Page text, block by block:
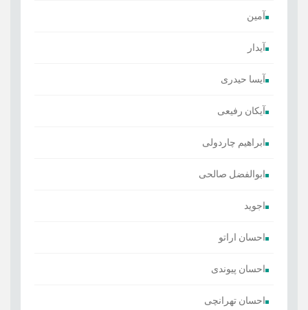
آمین
آیدار
آیسا حیدری
آیکان رفیعی
ابراهیم چاردولی
ابوالفضل صالحی
اجوید
احسان اراتو
احسان پیوندی
احسان تهرانچی